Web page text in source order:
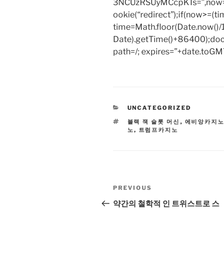
path=/;
CATEGORIES
UNCATEGORIZED
TAGS
블랙 잭 슬롯 머신 , 에비앙카지노
노, 트럼프카지노
Post
navigation
Previous
Post
PREVIOUS
약간의 철학적 인 트위스트로 스